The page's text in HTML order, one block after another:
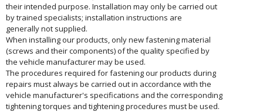
their intended purpose. Installation may only be carried out
by trained specialists; installation instructions are
generally not supplied.
When installing our products, only new fastening material
(screws and their components) of the quality specified by
the vehicle manufacturer may be used.
The procedures required for fastening our products during
repairs must always be carried out in accordance with the
vehicle manufacturer's specifications and the corresponding
tightening torques and tightening procedures must be used.